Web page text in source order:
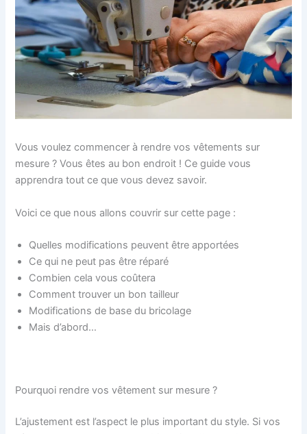
Vous voulez commencer à rendre vos vêtements sur
mesure ? Vous êtes au bon endroit ! Ce guide vous
apprendra tout ce que vous devez savoir.
Voici ce que nous allons couvrir sur cette page :
Quelles modifications peuvent être apportées
Ce qui ne peut pas être réparé
Combien cela vous coûtera
Comment trouver un bon tailleur
Modifications de base du bricolage
Mais d’abord…
Pourquoi rendre vos vêtement sur mesure ?
L’ajustement est l’aspect le plus important du style. Si vos